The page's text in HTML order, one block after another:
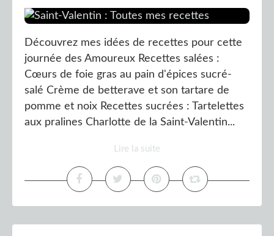
Découvrez mes idées de recettes pour cette
journée des Amoureux Recettes salées :
Cœurs de foie gras au pain d'épices sucré-
salé Crème de betterave et son tartare de
pomme et noix Recettes sucrées : Tartelettes
aux pralines Charlotte de la Saint-Valentin...
Lire la suite